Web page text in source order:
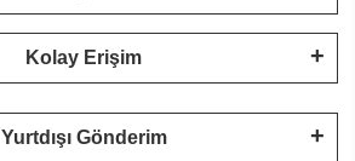
Kolay Erişim
Yurtdışı Gönderim